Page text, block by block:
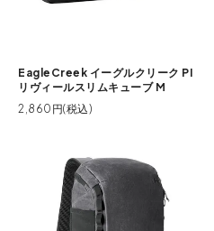
EagleCreek イーグルクリーク PI
リヴィールスリムキューブ M
2,860円(税込)